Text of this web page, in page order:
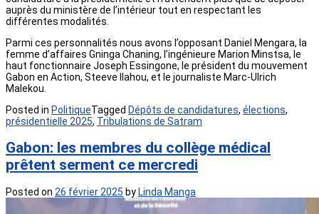
auprès du ministère de l’intérieur tout en respectant les
différentes modalités.
Parmi ces personnalités nous avons l’opposant Daniel Mengara, la
femme d’affaires Gninga Chaning, l’ingénieure Marion Minstsa, le
haut fonctionnaire Joseph Essingone, le président du mouvement
Gabon en Action, Steeve Ilahou, et le journaliste Marc-Ulrich
Malekou.
Posted in PolitiqueTagged Dépôts de candidatures, élections,
présidentielle 2025, Tribulations de Satram
Gabon: les membres du collège médical
prêtent serment ce mercredi
Posted on 26 février 2025 byLinda Manga